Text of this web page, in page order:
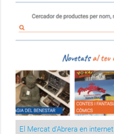
El Mercat d'Abrera en internet